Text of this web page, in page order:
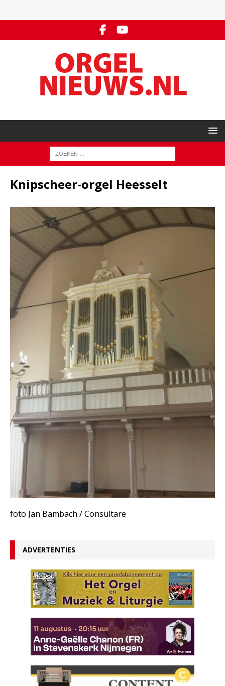
Knipscheer-orgel Heesselt
foto Jan Bambach / Consultare
ADVERTENTIES